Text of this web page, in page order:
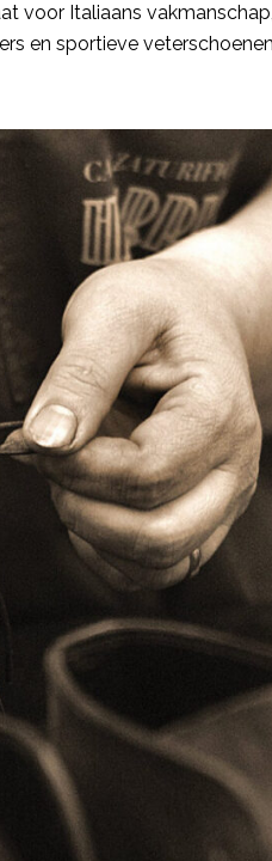
voor Italiaans
en sportieve